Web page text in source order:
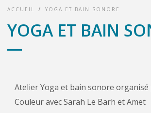
ACCUEIL / YOGA ET BAIN SONORE
YOGA ET BAIN
Atelier Yoga et bain sonore organisé
Couleur avec Sarah Le Barh et Amet